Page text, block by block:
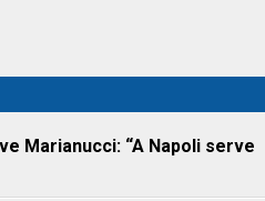
Marianucci: “A Napoli serve